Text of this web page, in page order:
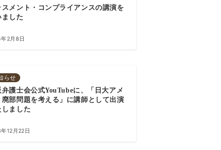
スメント・コンプライアンスの講演を
ました
2月8日
らせ
弁護士会公式YouTubeに、「日大アメ
廃部問題を考える」に講師として出演
しました
12月22日